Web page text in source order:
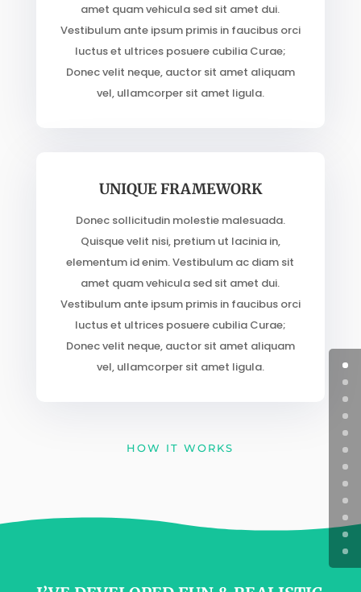
amet quam vehicula sed sit amet dui.
Vestibulum ante ipsum primis in faucibus orci
luctus et ultrices posuere cubilia Curae;
Donec velit neque, auctor sit amet aliquam
vel, ullamcorper sit amet ligula.
UNIQUE FRAMEWORK
Donec sollicitudin molestie malesuada.
Quisque velit nisi, pretium ut lacinia in,
elementum id enim. Vestibulum ac diam sit
amet quam vehicula sed sit amet dui.
Vestibulum ante ipsum primis in faucibus orci
luctus et ultrices posuere cubilia Curae;
Donec velit neque, auctor sit amet aliquam
vel, ullamcorper sit amet ligula.
HOW IT WORKS